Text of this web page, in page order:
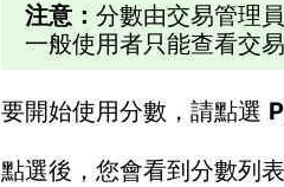
注意： 分數由交易管理
一般使用者只能查看交
要開始使用分數，請點選
點選後，您會看到分數列